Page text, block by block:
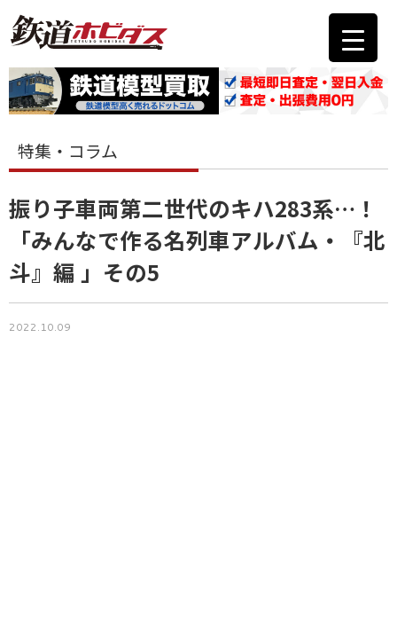
特集・コラム
振り子車両第二世代のキハ283系…！
「みんなで作る名列車アルバム・『北
斗』編 」その5
2022.10.09